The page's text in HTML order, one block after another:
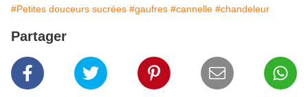
#Petites douceurs sucrées #gaufres #cannelle #chandeleur
Partager